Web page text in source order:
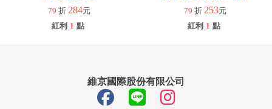
79 折 284元
紅利 1 點
79 折 253元
紅利 1 點
維京國際股份有限公司